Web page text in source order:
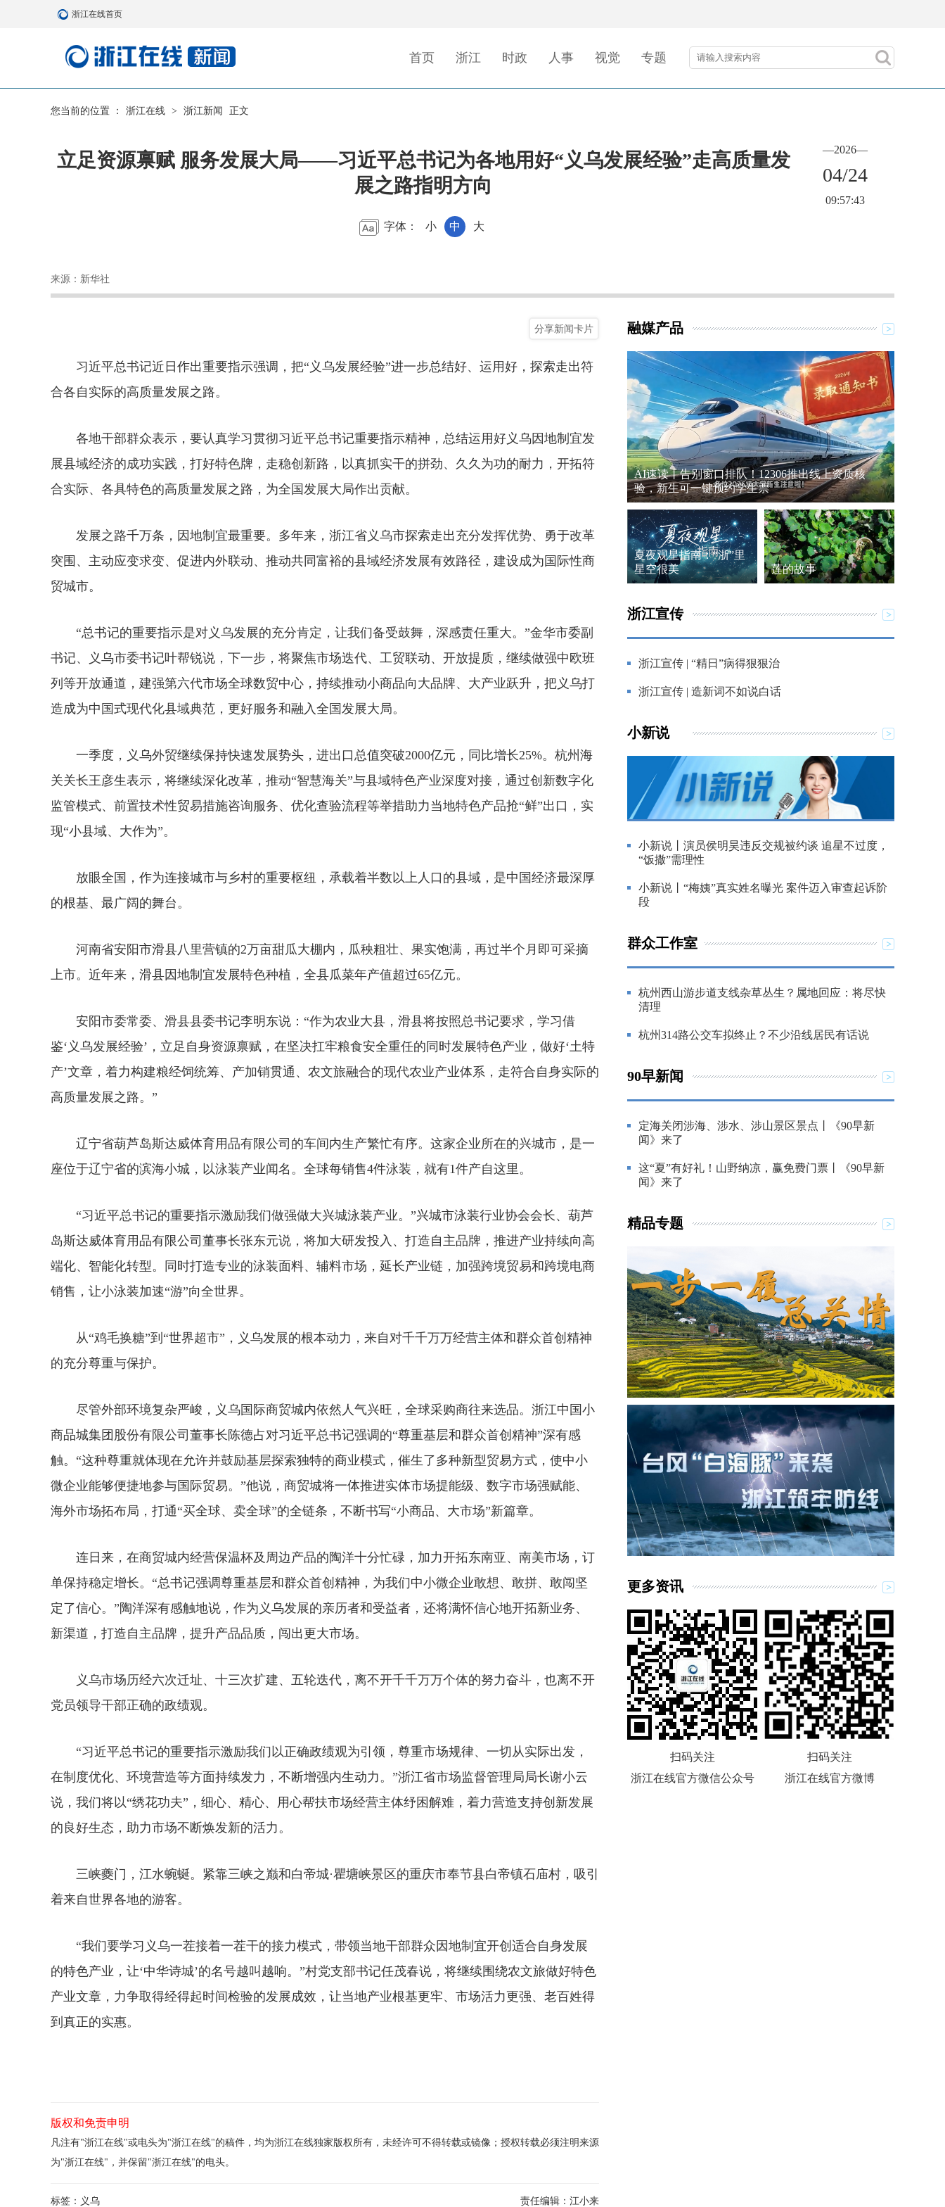
浙江在线首页
首页 浙江 时政 人事 视觉 专题
您当前的位置 ： 浙江在线 > 浙江新闻 正文
立足资源禀赋 服务发展大局——习近平总书记为各地用好“义乌发展经验”走高质量发
展之路指明方向
字体： 小 中 大
—2026—
04/24
09:57:43
来源：新华社
分享新闻卡片
习近平总书记近日作出重要指示强调，把“义乌发展经验”进一步总结好、运用好，探索走出符
合各自实际的高质量发展之路。
各地干部群众表示，要认真学习贯彻习近平总书记重要指示精神，总结运用好义乌因地制宜发
展县域经济的成功实践，打好特色牌，走稳创新路，以真抓实干的拼劲、久久为功的耐力，开拓符
合实际、各具特色的高质量发展之路，为全国发展大局作出贡献。
发展之路千万条，因地制宜最重要。多年来，浙江省义乌市探索走出充分发挥优势、勇于改革
突围、主动应变求变、促进内外联动、推动共同富裕的县域经济发展有效路径，建设成为国际性商
贸城市。
“总书记的重要指示是对义乌发展的充分肯定，让我们备受鼓舞，深感责任重大。”金华市委副
书记、义乌市委书记叶帮锐说，下一步，将聚焦市场迭代、工贸联动、开放提质，继续做强中欧班
列等开放通道，建强第六代市场全球数贸中心，持续推动小商品向大品牌、大产业跃升，把义乌打
造成为中国式现代化县域典范，更好服务和融入全国发展大局。
一季度，义乌外贸继续保持快速发展势头，进出口总值突破2000亿元，同比增长25%。杭州海
关关长王彦生表示，将继续深化改革，推动“智慧海关”与县域特色产业深度对接，通过创新数字化
监管模式、前置技术性贸易措施咨询服务、优化查验流程等举措助力当地特色产品抢“鲜”出口，实
现“小县域、大作为”。
放眼全国，作为连接城市与乡村的重要枢纽，承载着半数以上人口的县域，是中国经济最深厚
的根基、最广阔的舞台。
河南省安阳市滑县八里营镇的2万亩甜瓜大棚内，瓜秧粗壮、果实饱满，再过半个月即可采摘
上市。近年来，滑县因地制宜发展特色种植，全县瓜菜年产值超过65亿元。
安阳市委常委、滑县县委书记李明东说：“作为农业大县，滑县将按照总书记要求，学习借
鉴‘义乌发展经验’，立足自身资源禀赋，在坚决扛牢粮食安全重任的同时发展特色产业，做好‘土特
产’文章，着力构建粮经饲统筹、产加销贯通、农文旅融合的现代农业产业体系，走符合自身实际的
高质量发展之路。”
辽宁省葫芦岛斯达威体育用品有限公司的车间内生产繁忙有序。这家企业所在的兴城市，是一
座位于辽宁省的滨海小城，以泳装产业闻名。全球每销售4件泳装，就有1件产自这里。
“习近平总书记的重要指示激励我们做强做大兴城泳装产业。”兴城市泳装行业协会会长、葫芦
岛斯达威体育用品有限公司董事长张东元说，将加大研发投入、打造自主品牌，推进产业持续向高
端化、智能化转型。同时打造专业的泳装面料、辅料市场，延长产业链，加强跨境贸易和跨境电商
销售，让小泳装加速“游”向全世界。
从“鸡毛换糖”到“世界超市”，义乌发展的根本动力，来自对千千万万经营主体和群众首创精神
的充分尊重与保护。
尽管外部环境复杂严峻，义乌国际商贸城内依然人气兴旺，全球采购商往来选品。浙江中国小
商品城集团股份有限公司董事长陈德占对习近平总书记强调的“尊重基层和群众首创精神”深有感
触。“这种尊重就体现在允许并鼓励基层探索独特的商业模式，催生了多种新型贸易方式，使中小
微企业能够便捷地参与国际贸易。”他说，商贸城将一体推进实体市场提能级、数字市场强赋能、
海外市场拓布局，打通“买全球、卖全球”的全链条，不断书写“小商品、大市场”新篇章。
连日来，在商贸城内经营保温杯及周边产品的陶洋十分忙碌，加力开拓东南亚、南美市场，订
单保持稳定增长。“总书记强调尊重基层和群众首创精神，为我们中小微企业敢想、敢拼、敢闯坚
定了信心。”陶洋深有感触地说，作为义乌发展的亲历者和受益者，还将满怀信心地开拓新业务、
新渠道，打造自主品牌，提升产品品质，闯出更大市场。
义乌市场历经六次迁址、十三次扩建、五轮迭代，离不开千千万万个体的努力奋斗，也离不开
党员领导干部正确的政绩观。
“习近平总书记的重要指示激励我们以正确政绩观为引领，尊重市场规律、一切从实际出发，
在制度优化、环境营造等方面持续发力，不断增强内生动力。”浙江省市场监督管理局局长谢小云
说，我们将以“绣花功夫”，细心、精心、用心帮扶市场经营主体纾困解难，着力营造支持创新发展
的良好生态，助力市场不断焕发新的活力。
三峡夔门，江水蜿蜒。紧靠三峡之巅和白帝城·瞿塘峡景区的重庆市奉节县白帝镇石庙村，吸引
着来自世界各地的游客。
“我们要学习义乌一茬接着一茬干的接力模式，带领当地干部群众因地制宜开创适合自身发展
的特色产业，让‘中华诗城’的名号越叫越响。”村党支部书记任茂春说，将继续围绕农文旅做好特色
产业文章，力争取得经得起时间检验的发展成效，让当地产业根基更牢、市场活力更强、老百姓得
到真正的实惠。
版权和免责申明
凡注有"浙江在线"或电头为"浙江在线"的稿件，均为浙江在线独家版权所有，未经许可不得转载或镜像；授权转载必须注明来源
为"浙江在线"，并保留"浙江在线"的电头。
标签： 义乌 责任编辑： 江小来
融媒产品
AI速读丨告别窗口排队！12306推出线上资质核
验，新生可一键预约学生票
夏夜观星指南：“浙”里
星空很美
莲的故事
浙江宣传
浙江宣传 | “精日”病得狠狠治
浙江宣传 | 造新词不如说白话
小新说
小新说丨演员侯明昊违反交规被约谈 追星不过度，
“饭撒”需理性
小新说丨“梅姨”真实姓名曝光 案件迈入审查起诉阶
段
群众工作室
杭州西山游步道支线杂草丛生？属地回应：将尽快
清理
杭州314路公交车拟终止？不少沿线居民有话说
90早新闻
定海关闭涉海、涉水、涉山景区景点丨《90早新
闻》来了
这“夏”有好礼！山野纳凉，赢免费门票丨《90早新
闻》来了
精品专题
更多资讯
扫码关注
浙江在线官方微信公众号
扫码关注
浙江在线官方微博